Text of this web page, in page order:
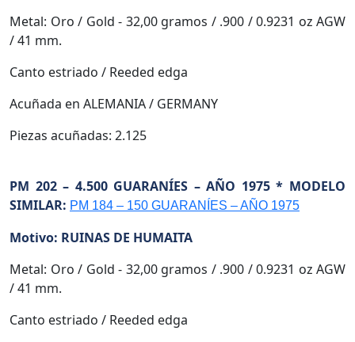
Metal: Oro / Gold - 32,00 gramos / .900 / 0.9231 oz AGW
/ 41 mm.
Canto estriado / Reeded edga
Acuñada en ALEMANIA / GERMANY
Piezas acuñadas: 2.125
PM 202 – 4.500 GUARANÍES – AÑO 1975 * MODELO
SIMILAR: PM 184 – 150 GUARANÍES – AÑO 1975
Motivo: RUINAS DE HUMAITA
Metal: Oro / Gold - 32,00 gramos / .900 / 0.9231 oz AGW
/ 41 mm.
Canto estriado / Reeded edga